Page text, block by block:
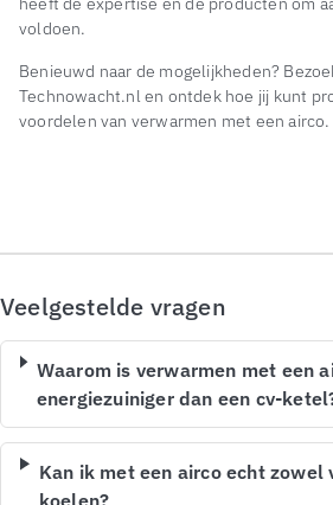
voldoen.
Benieuwd naar de mogelijkheden?
Technowacht.nl en ontdek hoe jij kunt
voordelen van verwarmen met een airco.
Veelgestelde vragen
Waarom is verwarmen met een
energiezuiniger dan een cv-
Kan ik met een airco echt zowel
koelen?